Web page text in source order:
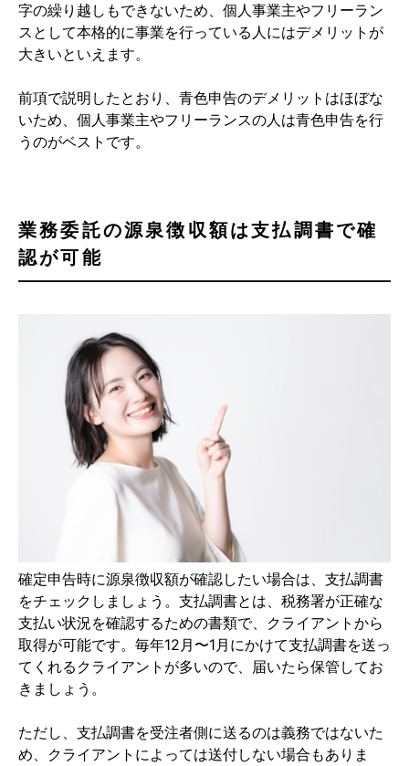
字の繰り越しもできないため、個人事業主やフリーラン
スとして本格的に事業を行っている人にはデメリットが
大きいといえます。
前項で説明したとおり、青色申告のデメリットはほぼな
いため、個人事業主やフリーランスの人は青色申告を行
うのがベストです。
業務委託の源泉徴収額は支払調書で確
認が可能
確定申告時に源泉徴収額が確認したい場合は、支払調書
をチェックしましょう。支払調書とは、税務署が正確な
支払い状況を確認するための書類で、クライアントから
取得が可能です。毎年12月〜1月にかけて支払調書を送っ
てくれるクライアントが多いので、届いたら保管してお
きましょう。
ただし、支払調書を受注者側に送るのは義務ではないた
め、クライアントによっては送付しない場合もありま